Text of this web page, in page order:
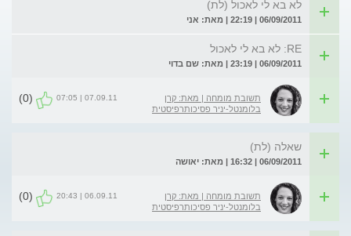
לא בא לי לאכול (לת)
06/09/2011 | 22:19 | מאת: אני
RE: לא בא לי לאכול
06/09/2011 | 23:19 | מאת: שם בדוי
תשובת מומחה | מאת: קרן
בלומנטל-יניר פסיכותרפיסטית
07.09.11 | 07:05
(0)
שאלה (לת)
06/09/2011 | 16:32 | מאת: יאושה
תשובת מומחה | מאת: קרן
בלומנטל-יניר פסיכותרפיסטית
06.09.11 | 20:43
(0)